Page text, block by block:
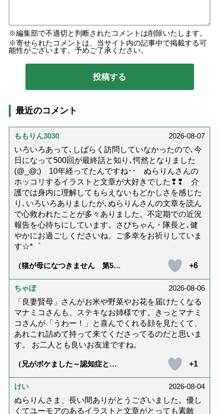
編集部で不適切と判断されたコメントは削除いたします。
寄せられたコメントは、当サイト内の記事中で掲載する可
能性がございます。予めご了承ください。
最近のコメント
ももりん3030
2026-08-07
いろいろあって､しばらく訪問していなかったので､今
日になって500回が最終話と知り､愕然となりました
(@_@;) 10年経ってたんですね･･ ぬらりんさんの
ホッコリするイラストと文章が大好きでした❢❢ 介
護では身内に理解してもらえないもどかしさを感じた
り､いろいろありましたが､ぬらりんさんの文章を読ん
で心救われたことが多々ありました。不定期での近況
報告を心待ちにしています。さびちゃん・隊長と､健
やかにお過ごしくださいね。ご多幸をお祈りしていま
す☆*゜
（猫が母になつきません 第500
+6
ちゃぼ
2026-08-06
「良妻賢母」さんがお米や野菜やお花を届けたくなる
マナミコさんも、ステキなお姉様です。きっとマナミ
コさんが「うわー！」と喜んでくれる顔を見たくて、
あれこれ詰めて持って来てくださってるのだと思いま
す。 お二人とも良いお友達ですね。
（兄がボケました～認知症と介
達』が届きました」）
+1
けい
2026-08-04
ぬらりんさま、長い間ありがとうございました。優し
くてユーモアのあるイラストと文章がとっても素敵